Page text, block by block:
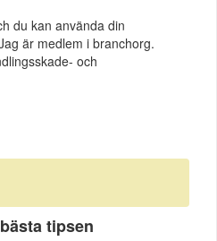
du kan använda din
är medlem i branchorg.
och
tipsen